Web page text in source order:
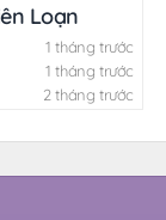
Loạn
1 tháng trước
1 tháng trước
2 tháng trước